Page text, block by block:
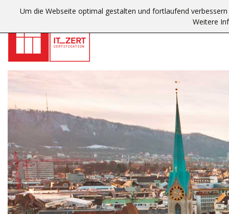
Um die Webseite optimal gestalten und fortlaufend
Weitere